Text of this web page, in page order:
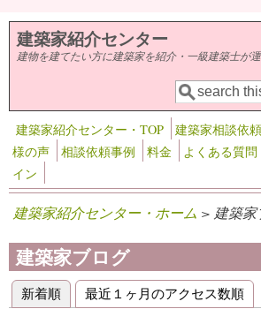
メインコンテンツに移動
建築家紹介センター
建物を建てたい方に建築家を紹介・一級建築士が
検索フォ
検索
建築家紹介センター・TOP 建築家相談依
様の声
相談依頼事例 料金 よくある質問
イン
建築家紹介センター・ホーム > 建築家
建築家ブログ
プライマリータブ
新着順 (アクティブなタブ)
最近１ヶ月のアクセス数順